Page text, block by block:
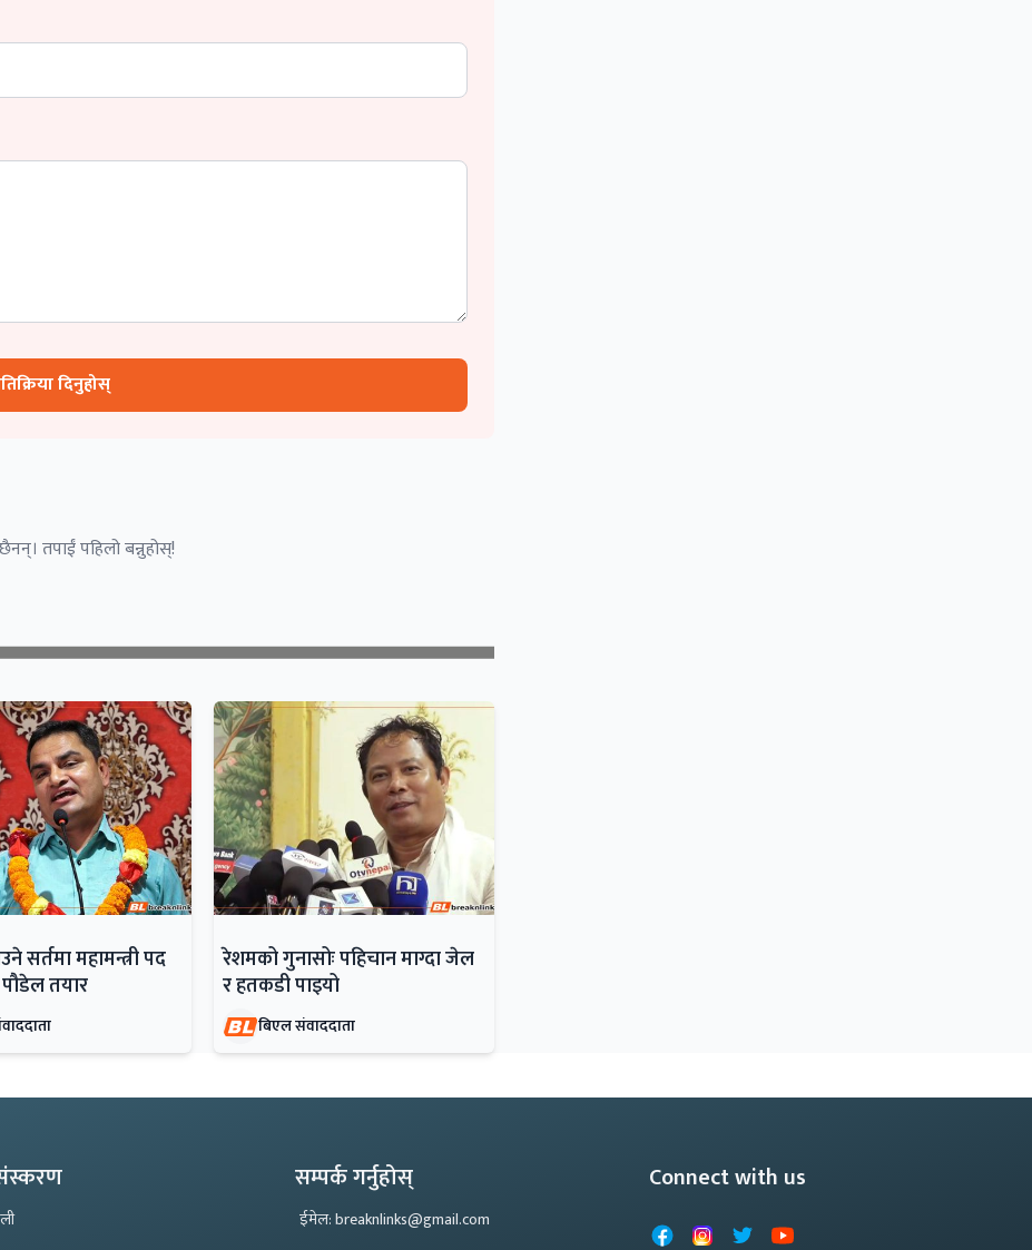
दिनुहोस्
तपाईं पहिलो बन्नुहोस्!
सर्तमा महामन्त्री पद
पौडेल तयार
रेशमको गुनासोः पहिचान माग्दा जेल
र हतकडी पाइयो
बिएल संवाददाता
सम्पर्क गर्नुहोस्
ईमेल: breaknlinks@gmail.com
Connect with us
FacebookInstagram
X YouTube